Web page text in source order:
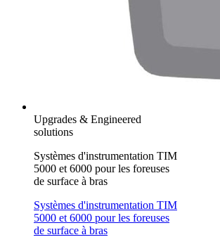
Upgrades & Engineered
solutions
Systèmes d'instrumentation TIM
5000 et 6000 pour les foreuses
de surface à bras
Systèmes d'instrumentation TIM
5000 et 6000 pour les foreuses
de surface à bras